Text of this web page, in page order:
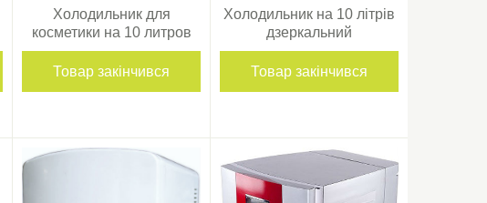
Холодильник для
косметики на 10 литров
Товар закінчився
Холодильник на 10 літрів
дзеркальний
Товар закінчився